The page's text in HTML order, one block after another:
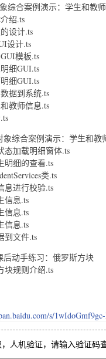
综合案例演示：学生和教师
绍.ts
设计.ts
设计.ts
模板.ts
细GUI.ts
细GUI.ts
据到系统.ts
教师信息.ts
象综合案例演示：学生和教
态加载明细窗体.ts
明细的查看.ts
类.ts
息进行校验.ts
信息.ts
信息.ts
信息.ts
到文件.ts
后动手练习：俄罗斯方块
块规则介绍.ts
s/
人机验证，请输入验证码